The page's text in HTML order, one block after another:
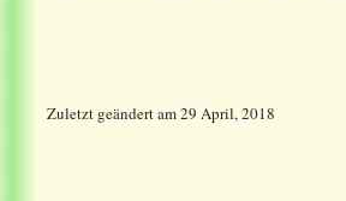
Zuletzt geändertam29 April, 2018